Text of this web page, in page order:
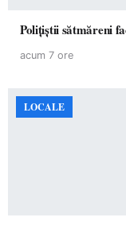
acum 7 ore
LOCALE